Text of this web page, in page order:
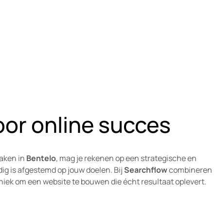
online succes
in Bentelo, mag je rekenen op een strategische en
is afgestemd op jouw doelen. BijSearchflowcombineren
om een website te bouwen die écht resultaat oplevert.